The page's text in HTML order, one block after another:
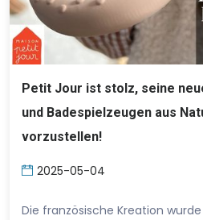
Petit Jour ist stolz, seine
und Badespielzeugen aus
vorzustellen!
2025-05-04
Die französische Kreation